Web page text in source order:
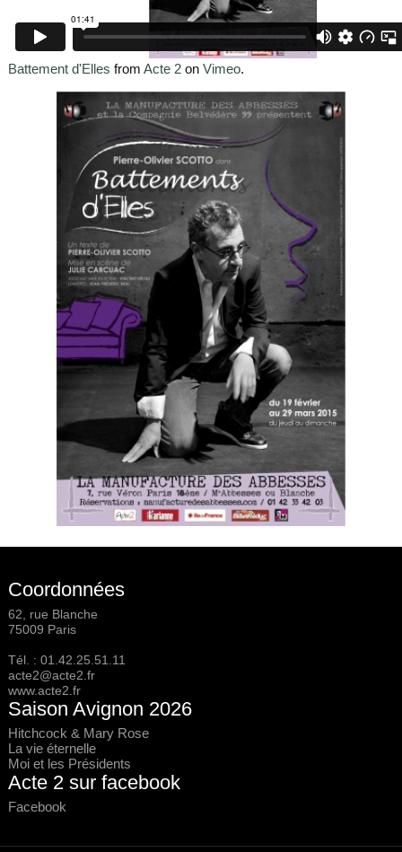
Battement d'Elles from Acte 2 on Vimeo.
Coordonnées
62, rue Blanche
75009 Paris
Tél. : 01.42.25.51.11
acte2@acte2.fr
www.acte2.fr
Saison Avignon 2026
Hitchcock & Mary Rose
La vie éternelle
Moi et les Présidents
Acte 2 sur facebook
Facebook